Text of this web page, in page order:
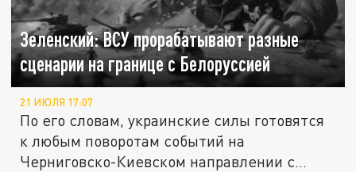
Зеленский: ВСУ прорабатывают разные
сценарии на границе с Белоруссией
21 ИЮЛЯ 17:07
По его словам, украинские силы готовятся
к любым поворотам событий на
Черниговско-Киевском направлении с...